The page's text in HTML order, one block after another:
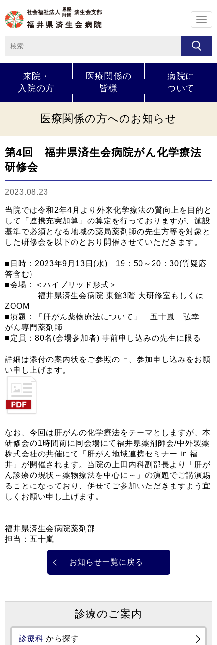
メ
ニ
ュ
来院・
入院の方
医療関係の
皆様
病院に
ついて
医療関係の方へのお知らせ
第4回 福井県済生会病院がん化学療法
研修会
2023.08.23
当院では令和2年4月より外来化学療法の質向上を目的と
して「連携充実加算」の算定を行っておりますが、施設
基準で必須となる地域の薬局薬剤師の先生方等を対象と
した研修会を以下のとおり開催させていただきます。
■日時：2023年9月13日(水) 19：50～20：30(質疑応
答含む)
■会場：＜ハイブリッド形式＞
福井県済生会病院 東館3階 大研修室もしくは
ZOOM
■演題：「肝がん薬物療法について」 五十嵐 弘幸
がん専門薬剤師
■定員：80名(会場参加者) 事前申し込みの先生に限る
詳細は添付の案内状をご参照の上、参加申し込みをお願
い申し上げます。
なお、今回は肝がんの化学療法をテーマとしますが、本
研修会の1時間前に同会場にて福井県薬剤師会/中外製薬
株式会社の共催にて「肝がん地域連携セミナー in 福
井」が開催されます。当院の上田内科副部長より「肝が
ん診療の現状～薬物療法を中心に～」の演題でご講演賜
ることになっており、併せてご参加いただきますよう宜
しくお願い申し上げます。
福井県済生会病院薬剤部
担当：五十嵐
お知らせ一覧に戻る
診療のご案内
診療科 から探す